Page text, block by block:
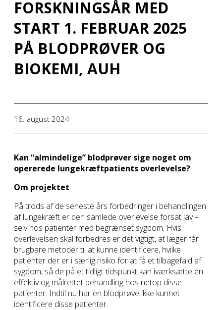
FORSKNINGSÅR MED
START 1. FEBRUAR 2025
PÅ BLODPRØVER OG
BIOKEMI, AUH
Kan “almindelige” blodprøver sige noget om
opererede lungekræftpatients overlevelse?
Om projektet
På trods af de seneste års forbedringer i behandlingen
af lungekræft er den samlede overlevelse forsat lav –
selv hos patienter med begrænset sygdom. Hvis
overlevelsen skal forbedres er det vigtigt, at læger får
brugbare metoder til at kunne identificere, hvilke
patienter der er i særlig risiko for at få et tilbagefald af
sygdom, så de på et tidligt tidspunkt kan iværksætte en
effektiv og målrettet behandling hos netop disse
patienter. Indtil nu har en blodprøve ikke kunnet
identificere disse patienter.
16. august 2024